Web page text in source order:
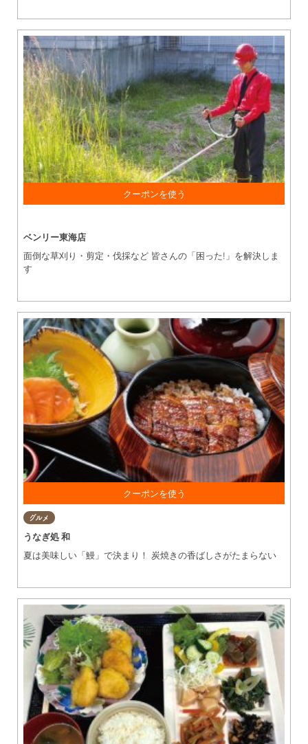
ビスは除く
ベンリー東海店
面倒な草刈り・剪定・伐採など 皆さんの「困った!」を解決しま
す
次回来店時に使える 100円OFF券を プレゼント（人数分）
グルメ
うなぎ処 和
夏は美味しい「鰻」で決まり！ 炭焼きの香ばしさがたまらない